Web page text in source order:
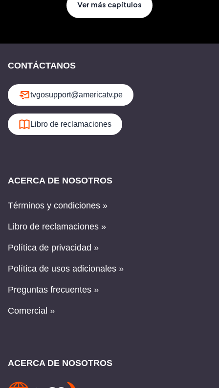
Ver más capítulos
CONTÁCTANOS
tvgosupport@americatv.pe
Libro de reclamaciones
ACERCA DE NOSOTROS
Términos y condiciones »
Libro de reclamaciones »
Política de privacidad »
Política de usos adicionales »
Preguntas frecuentes »
Comercial »
ACERCA DE NOSOTROS